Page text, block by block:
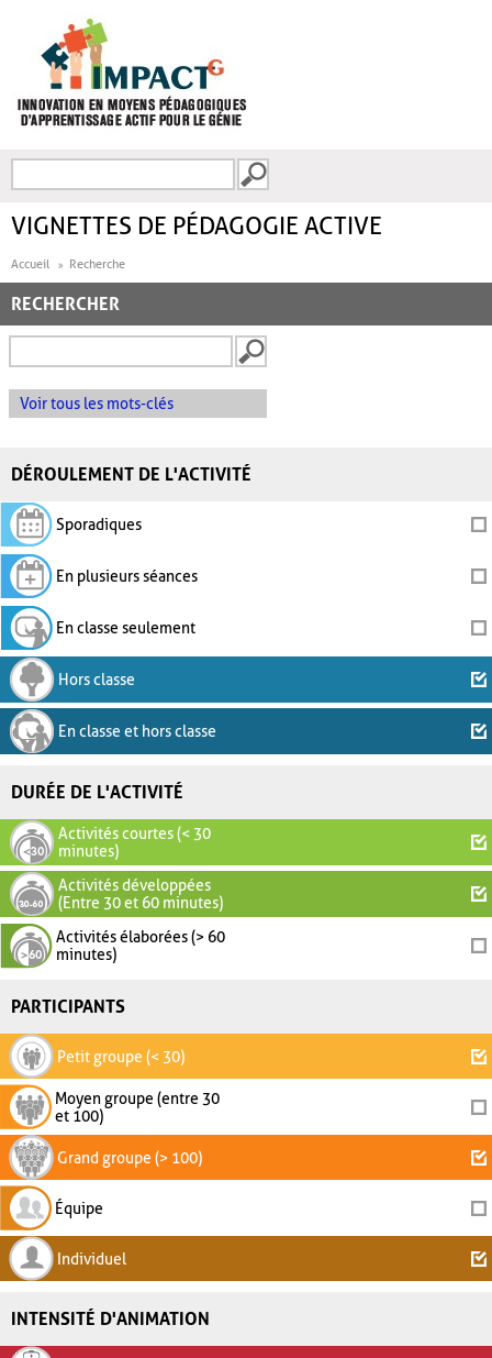
FORMULAIRE DE
VIGNETTES DE PÉDAGOGIE ACTIVE
Accueil Recherche
RECHERCHER
Voir tous les mots-clés
DÉROULEMENT DE L'ACTIVITÉ
Sporadiques
En plusieurs séances
En classe seulement
Hors classe
En classe et hors classe
DURÉE DE L'ACTIVITÉ
Activités courtes (< 30
minutes)
Activités développées
(Entre 30 et 60 minutes)
Activités élaborées (> 60
minutes)
PARTICIPANTS
Petit groupe (< 30)
Moyen groupe (entre 30
et 100)
Grand groupe (> 100)
Équipe
Individuel
INTENSITÉ D'ANIMATION